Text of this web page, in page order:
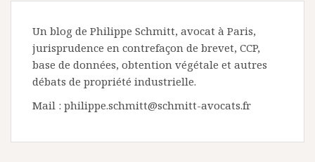
Un blog de Philippe Schmitt, avocat à Paris,
jurisprudence en contrefaçon de brevet, CCP,
base de données, obtention végétale et autres
débats de propriété industrielle.
Mail : philippe.schmitt@schmitt-avocats.fr